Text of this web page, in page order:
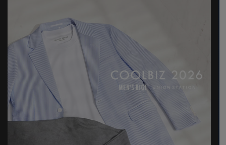
※サイズは弊社規定の採寸によって記載しておりますが、若干の
個体差が生じる場合がございます。